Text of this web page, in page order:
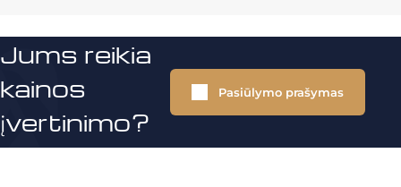
Jums reikia
kainos
įvertinimo?
Pasiūlymo prašymas